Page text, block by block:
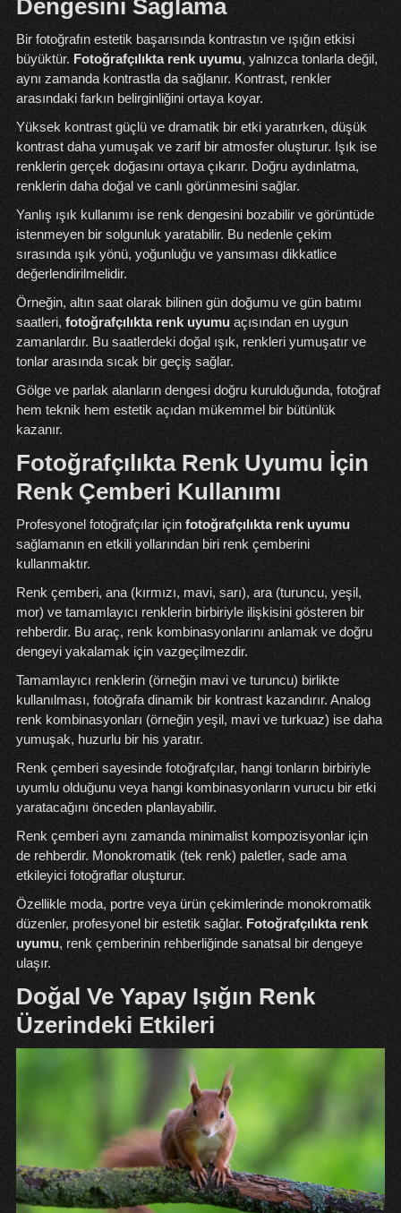
Dengesini Sağlama
Bir fotoğrafın estetik başarısında kontrastın ve ışığın etkisi
büyüktür. Fotoğrafçılıkta renk uyumu, yalnızca tonlarla değil,
aynı zamanda kontrastla da sağlanır. Kontrast, renkler
arasındaki farkın belirginliğini ortaya koyar.
Yüksek kontrast güçlü ve dramatik bir etki yaratırken, düşük
kontrast daha yumuşak ve zarif bir atmosfer oluşturur. Işık ise
renklerin gerçek doğasını ortaya çıkarır. Doğru aydınlatma,
renklerin daha doğal ve canlı görünmesini sağlar.
Yanlış ışık kullanımı ise renk dengesini bozabilir ve görüntüde
istenmeyen bir solgunluk yaratabilir. Bu nedenle çekim
sırasında ışık yönü, yoğunluğu ve yansıması dikkatlice
değerlendirilmelidir.
Örneğin, altın saat olarak bilinen gün doğumu ve gün batımı
saatleri, fotoğrafçılıkta renk uyumuaçısından en uygun
zamanlardır. Bu saatlerdeki doğal ışık, renkleri yumuşatır ve
tonlar arasında sıcak bir geçiş sağlar.
Gölge ve parlak alanların dengesi doğru kurulduğunda, fotoğraf
hem teknik hem estetik açıdan mükemmel bir bütünlük
kazanır.
Fotoğrafçılıkta Renk Uyumu İçin
Renk Çemberi Kullanımı
Profesyonel fotoğrafçılar için fotoğrafçılıkta renk uyumu
sağlamanın en etkili yollarından biri renk çemberini
kullanmaktır.
Renk çemberi, ana (kırmızı, mavi, sarı), ara (turuncu, yeşil,
mor) ve tamamlayıcı renklerin birbiriyle ilişkisini gösteren bir
rehberdir. Bu araç, renk kombinasyonlarını anlamak ve doğru
dengeyi yakalamak için vazgeçilmezdir.
Tamamlayıcı renklerin (örneğin mavi ve turuncu) birlikte
kullanılması, fotoğrafa dinamik bir kontrast kazandırır. Analog
renk kombinasyonları (örneğin yeşil, mavi ve turkuaz) ise daha
yumuşak, huzurlu bir his yaratır.
Renk çemberi sayesinde fotoğrafçılar, hangi tonların birbiriyle
uyumlu olduğunu veya hangi kombinasyonların vurucu bir etki
yaratacağını önceden planlayabilir.
Renk çemberi aynı zamanda minimalist kompozisyonlar için
de rehberdir. Monokromatik (tek renk) paletler, sade ama
etkileyici fotoğraflar oluşturur.
Özellikle moda, portre veya ürün çekimlerinde monokromatik
düzenler, profesyonel bir estetik sağlar. Fotoğrafçılıkta renk
uyumu, renk çemberinin rehberliğinde sanatsal bir dengeye
ulaşır.
Doğal Ve Yapay Işığın Renk
Üzerindeki Etkileri